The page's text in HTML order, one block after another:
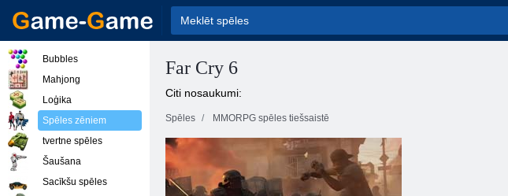
Far Cry 6
Citi nosaukumi:
Spēles MMORPG spēles tiešsaistē
Bubbles
Mahjong
Loģika
Spēles zēniem
tvertne spēles
Šaušana
Sacīkšu spēles